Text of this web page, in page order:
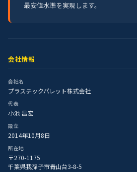
最安値水準を実現します。
会社情報
会社名
プラスチックパレット株式会社
代表
小池 昌宏
設立
2014年10月8日
所在地
〒270-1175
千葉県我孫子市青山台3-8-5